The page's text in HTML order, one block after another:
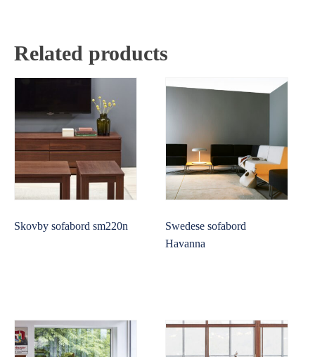
Related products
Skovby sofabord sm220n
Swedese sofabord
Havanna